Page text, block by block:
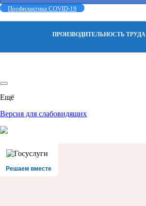
Профилактика COVID-19
ПРОИЗВОДИТЕЛЬНОСТЬ ТРУДА
Ещё
Версия для слабовидящих
Решаем вместе